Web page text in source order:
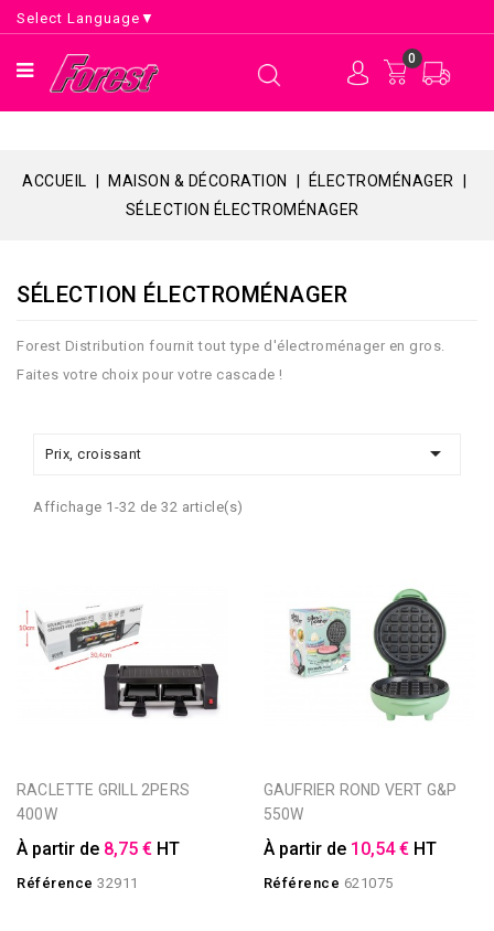
Select Language ▼
0
ACCUEIL MAISON & DÉCORATION
ÉLECTROMÉNAGER
SÉLECTION ÉLECTROMÉNAGER
SÉLECTION ÉLECTROMÉNAGER
Forest Distribution fournit tout type d'électroménager en gros.
Faites votre choix pour votre cascade !
Prix, croissant 
Affichage 1-32 de 32 article(s)
RACLETTE GRILL 2PERS
400W
À partir de 8,75 € HT
Référence 32911
GAUFRIER ROND VERT G&P
550W
À partir de 10,54 € HT
Référence 621075